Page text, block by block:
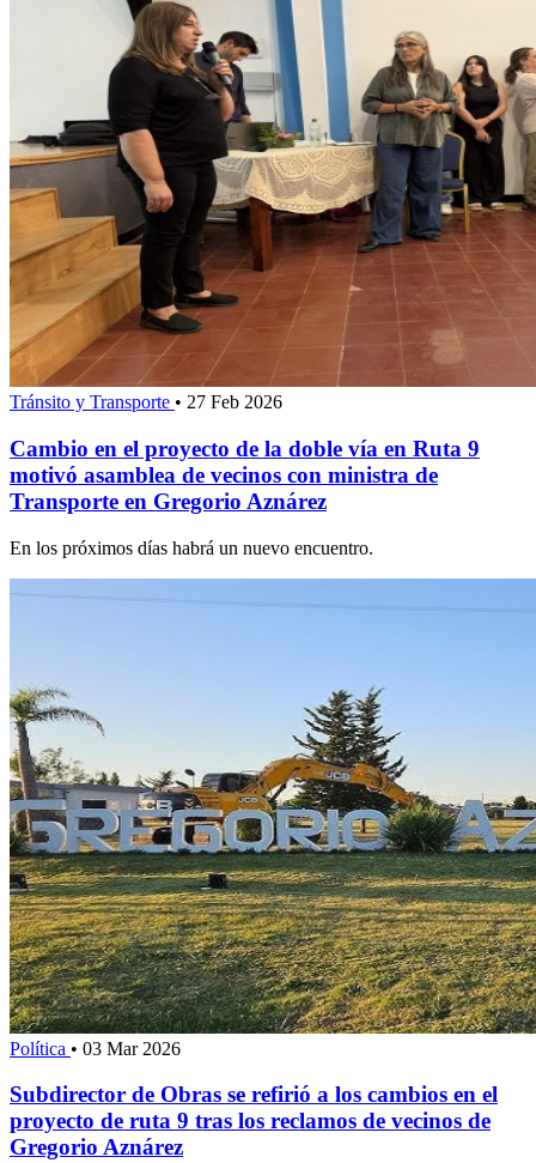
Tránsito y Transporte • 27 Feb 2026
Cambio en el proyecto de la doble vía en Ruta 9
motivó asamblea de vecinos con ministra de
Transporte en Gregorio Aznárez
En los próximos días habrá un nuevo encuentro.
Política • 03 Mar 2026
Subdirector de Obras se refirió a los cambios en el
proyecto de ruta 9 tras los reclamos de vecinos de
Gregorio Aznárez